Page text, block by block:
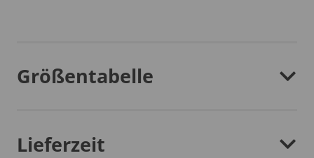
Größentabelle
Lieferzeit